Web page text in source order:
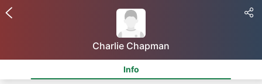
Charlie Chapman
Info